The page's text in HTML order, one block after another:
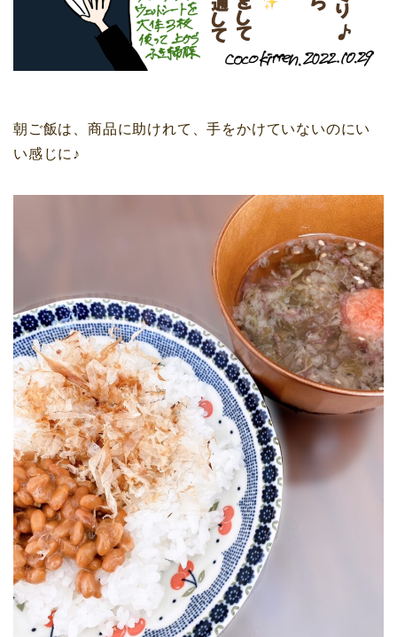
朝ご飯は、商品に助けれて、手をかけていないのにい
い感じに♪